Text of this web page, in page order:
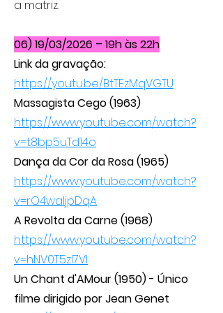
a matriz.
06) 19/03/2026 – 19h às 22h
Link da gravação:
https://youtu.be/BtTEzMqVGTU
Massagista Cego (1963)
https://www.youtube.com/watch?
v=t8bp5uTd14o
Dança da Cor da Rosa (1965)
https://www.youtube.com/watch?
v=rO4waljpDqA
A Revolta da Carne (1968)
https://www.youtube.com/watch?
v=hNV0T5zI7VI
Un Chant d'AMour (1950) - Único
filme dirigido por Jean Genet